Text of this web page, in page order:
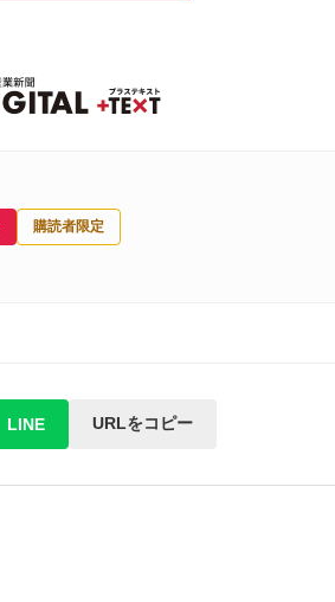
購読者限定
LINE URLをコピー